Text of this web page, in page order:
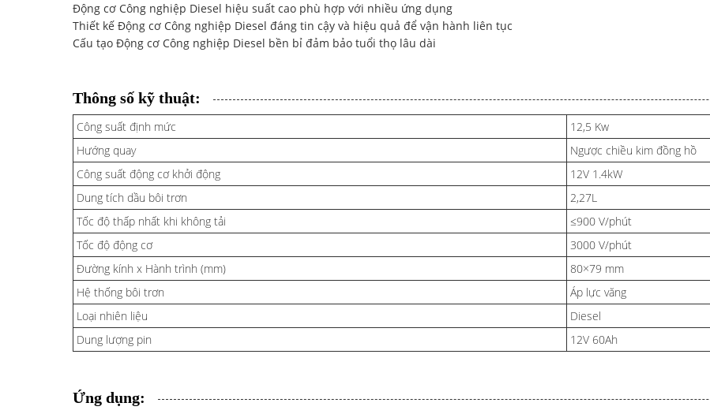
Động cơ Công nghiệp Diesel hiệu suất cao phù hợp với nhiều ứng dụng
Thiết kế Động cơ Công nghiệp Diesel đáng tin cậy và hiệu quả để vận hành liên tục
Cấu tạo Động cơ Công nghiệp Diesel bền bỉ đảm bảo tuổi thọ lâu dài
Thông số kỹ thuật:
Công suất định mức
12,5 Kw
Hướng quay
Ngược chiều kim đồng hồ
Công suất động cơ khởi động
12V 1.4kW
Dung tích dầu bôi trơn
2,27L
Tốc độ thấp nhất khi không tải
≤900 V/phút
Tốc độ động cơ
3000 V/phút
Đường kính x Hành trình (mm)
80×79 mm
Hệ thống bôi trơn
Áp lực văng
Loại nhiên liệu
Diesel
Dung lượng pin
12V 60Ah
Ứng dụng: